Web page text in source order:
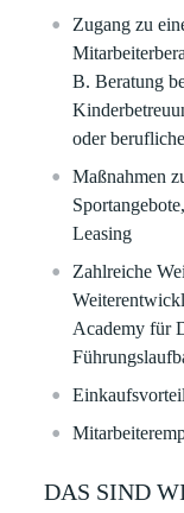
Zugang zu
B. Beratung
oder
Maßnahmen
Leasing​
Zahlreiche
Academy für
DAS SIND